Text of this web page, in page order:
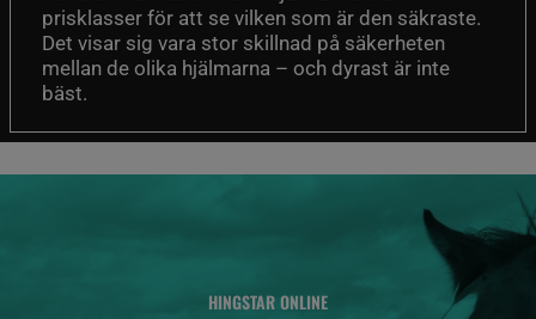
prisklasser för att se vilken som är den säkraste.
Det visar sig vara stor skillnad på säkerheten
mellan de olika hjälmarna – och dyrast är inte
bäst.
HINGSTAR ONLINE